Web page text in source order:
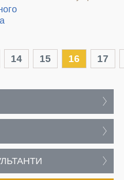
14 15 16 17